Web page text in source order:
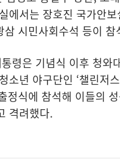
에서는 장호진 국가안
삼 시민사회수석 등이 참
령은 기념식 이후 청와
소년 야구단인 ‘챌린저
정식에 참석해 이들의
격려했다.